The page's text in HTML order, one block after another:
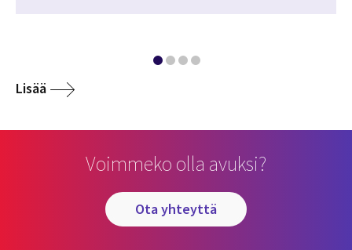
Lisää
Voimmeko olla avuksi?
ota yhteyttä